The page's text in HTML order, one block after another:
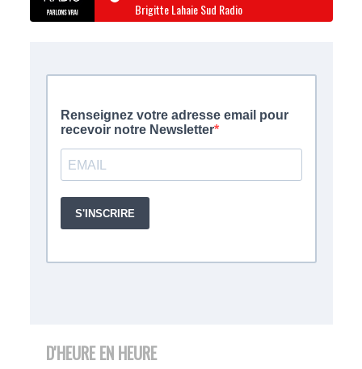
Brigitte Lahaie Sud Radio
D'HEURE EN HEURE